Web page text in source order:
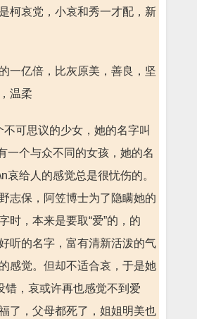
柯哀党，小哀和秀一才配，新
一亿倍，比灰原美，善良，坚
温柔
可思议的少女，她的名字叫
一个与众不同的女孩，她的名
哀给人的感觉总是很忧伤的。
志保，阿笠博士为了隐瞒她的
时，本来是要取“爱”的，的
听的名字，富有清新活泼的气
感觉。但却不适合哀，于是她
错，哀或许再也感觉不到爱
了，父母都死了，姐姐明美也